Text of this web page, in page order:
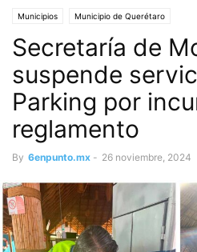
Municipios Municipio de Querétaro
Secretaría de
suspende
Parking por
reglamento
By 6enpunto.mx - 26 noviembre, 2024